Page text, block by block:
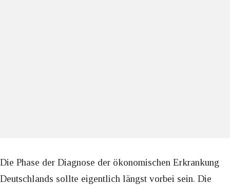
Die Phase der Diagnose der ökonomischen Erkrankung
Deutschlands sollte eigentlich längst vorbei sein. Die